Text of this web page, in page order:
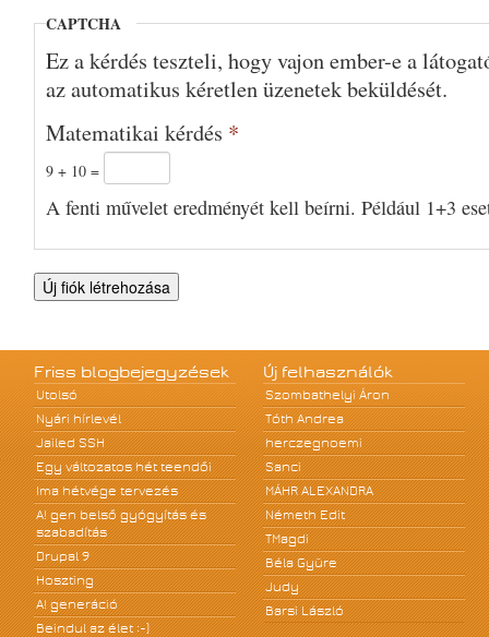
CAPTCHA
Ez a kérdés teszteli, hogy vajon ember-e a
az automatikus kéretlen üzenetek beküldését.
Matematikai kérdés *
9 + 10 =
A fenti művelet eredményét kell beírni. Például 1+3
Friss blogbejegyzések
Utolsó
Nyári hírlevél
Jailed SSH
Egy változatos hét teendői
Ima hétvége tervezés
A! gen belső gyógyítás és
szabadítás
Drupal 9
Hoszting
A! generáció
Beindul az élet :-)
Új felhasználók
Szombathelyi Áron
Tóth Andrea
herczegnoemi
Sanci
MÁHR ALEXANDRA
Németh Edit
TMagdi
Béla Gyüre
Judy
Barsi László